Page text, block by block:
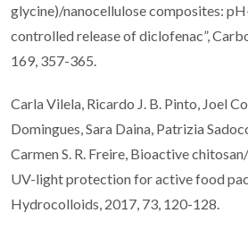
glycine)/nanocellulose composites:
controlled release of diclofenac”,
169, 357-365.
Carla Vilela, Ricardo J. B. Pinto, Joel
Domingues, Sara Daina, Patrizia
Carmen S. R. Freire, Bioactive
UV-light protection for active food
Hydrocolloids, 2017, 73, 120-128.